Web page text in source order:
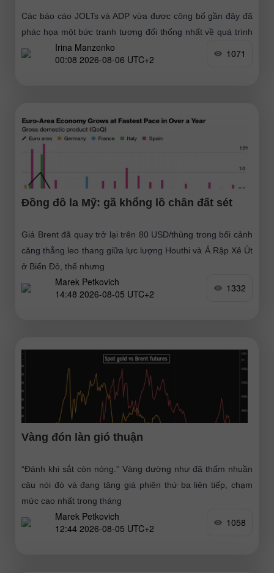
Các báo cáo JOLTs và ADP vừa được công bố gần đây đã
phác họa một bức tranh tương đối thống nhất về quá trình
hạ nhiệt
Irina Manzenko
00:08 2026-08-06 UTC+2
1071
Đồng đô la Mỹ: gã khổng lồ chân đất sét
Giá Brent đã quay trở lại trên 80 USD/thùng trong bối cảnh
căng thẳng leo thang giữa lực lượng Houthi và Ả Rập Xê Út
ở Biển Đỏ, thế nhưng
Marek Petkovich
14:48 2026-08-05 UTC+2
1332
Vàng đón làn gió thuận
“Đánh khi sắt còn nóng.” Vàng dường như đã thấm nhuần
câu nói đó và đang tăng giá phiên thứ ba liên tiếp, chạm
mức cao nhất trong tháng
Marek Petkovich
12:44 2026-08-05 UTC+2
1058